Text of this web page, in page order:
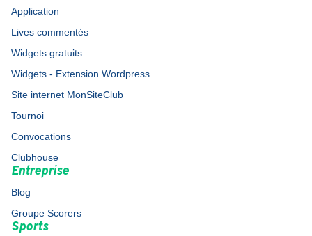
Application
Lives commentés
Widgets gratuits
Widgets - Extension Wordpress
Site internet MonSiteClub
Tournoi
Convocations
Clubhouse
Entreprise
Blog
Groupe Scorers
Sports